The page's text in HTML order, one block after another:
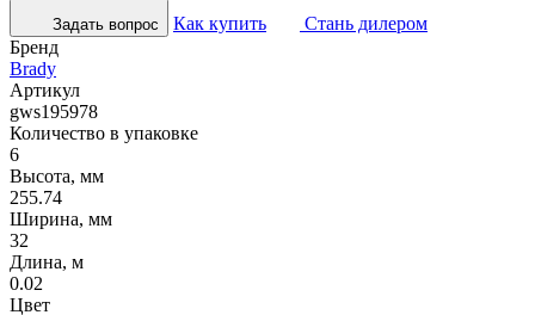
Задать вопрос Как купить
Стань дилером
Бренд
Brady
Артикул
gws195978
Количество в упаковке
6
Высота, мм
255.74
Ширина, мм
32
Длина, м
0.02
Цвет